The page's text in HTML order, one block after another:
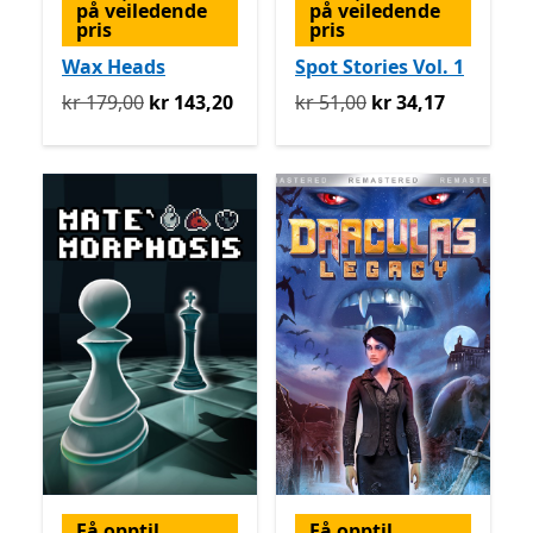
på veiledende
pris
Wax Heads
Opprinnelig kr 179,00 nå kr 143,20
kr 179,00 kr 143,20
på veiledende
pris
Spot Stories Vol. 1
Opprinnelig kr 51,00 nå kr
kr 51,00 kr 34,17